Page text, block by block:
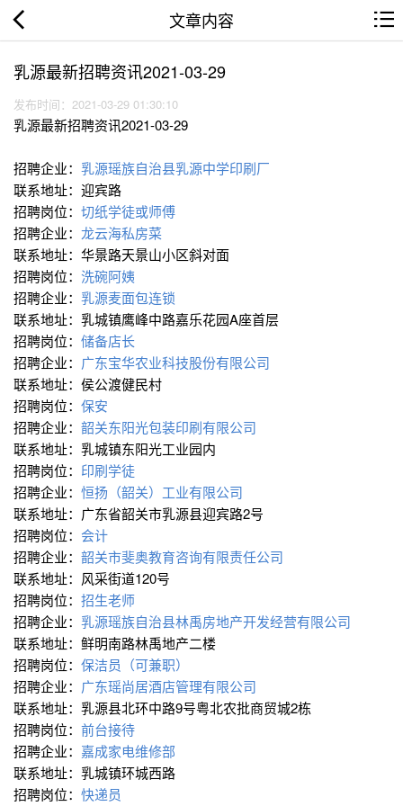
文章内容
乳源最新招聘资讯2021-03-29
发布时间：2021-03-29 01:30:10
乳源最新招聘资讯2021-03-29
招聘企业： 乳源瑶族自治县乳源中学印刷厂
联系地址：迎宾路
招聘岗位： 切纸学徒或师傅
招聘企业： 龙云海私房菜
联系地址：华景路天景山小区斜对面
招聘岗位： 洗碗阿姨
招聘企业： 乳源麦面包连锁
联系地址：乳城镇鹰峰中路嘉乐花园A座首层
招聘岗位： 储备店长
招聘企业： 广东宝华农业科技股份有限公司
联系地址：侯公渡健民村
招聘岗位： 保安
招聘企业： 韶关东阳光包装印刷有限公司
联系地址：乳城镇东阳光工业园内
招聘岗位： 印刷学徒
招聘企业： 恒扬（韶关）工业有限公司
联系地址：广东省韶关市乳源县迎宾路2号
招聘岗位： 会计
招聘企业： 韶关市斐奥教育咨询有限责任公司
联系地址：风采街道120号
招聘岗位： 招生老师
招聘企业： 乳源瑶族自治县林禹房地产开发经营有限公司
联系地址：鲜明南路林禹地产二楼
招聘岗位： 保洁员（可兼职）
招聘企业： 广东瑶尚居酒店管理有限公司
联系地址：乳源县北环中路9号粤北农批商贸城2栋
招聘岗位： 前台接待
招聘企业： 嘉成家电维修部
联系地址：乳城镇环城西路
招聘岗位： 快递员